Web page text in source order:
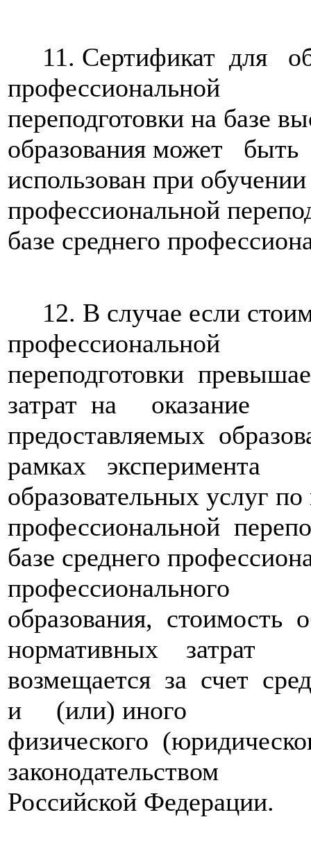
11. Сертификат для
профессиональной
переподготовки на базе
образования может быть
использован при
профессиональной
базе среднего
12. В случае если
профессиональной
переподготовки
затрат на оказание
предоставляемых
рамках эксперимента
образовательных услуг
профессиональной
базе среднего
профессионального
образования, стоимость
нормативных затрат
возмещается за счет
и (или) иного
физического
законодательством
Российской Федерации.